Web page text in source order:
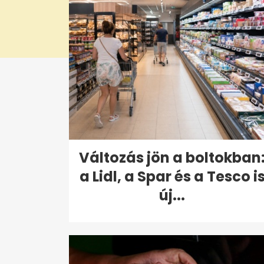
Változás jön a boltokban:
a Lidl, a Spar és a Tesco is
új...